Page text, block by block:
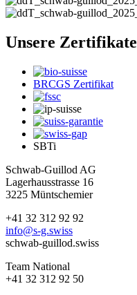
Unsere Zertifikate
BRCGS Zertifikat
SBTi
Schwab-Guillod AG
Lagerhausstrasse 16
3225 Müntschemier
+41 32 312 92 92
info@s-g.swiss
schwab-guillod.swiss
Team National
+41 32 312 92 50